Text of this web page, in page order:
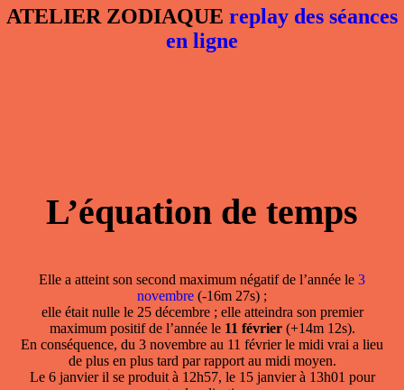
ATELIER ZODIAQUE replay des séances
en ligne
L’équation de temps
Elle a atteint son second maximum négatif de l’année le 3
novembre (-16m 27s) ;
elle était nulle le 25 décembre ; elle atteindra son premier
maximum positif de l’année le 11 février(+14m 12s).
En conséquence, du 3 novembre au 11 février le midi vrai a lieu
de plus en plus tard par rapport au midi moyen.
Le 6 janvier il se produit à 12h57, le 15 janvier à 13h01 pour